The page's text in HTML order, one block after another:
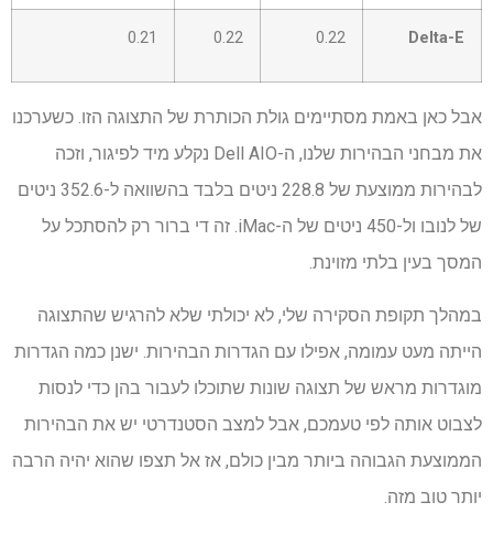
Delta-E
0.22
0.22
0.21
אבל כאן באמת מסתיימים גולת הכותרת של התצוגה הזו. כשערכנו
את מבחני הבהירות שלנו, ה-Dell AIO נקלע מיד לפיגור, וזכה
לבהירות ממוצעת של 228.8 ניטים בלבד בהשוואה ל-352.6 ניטים
של לנובו ול-450 ניטים של ה-iMac. זה די ברור רק להסתכל על
המסך בעין בלתי מזוינת.
במהלך תקופת הסקירה שלי, לא יכולתי שלא להרגיש שהתצוגה
הייתה מעט עמומה, אפילו עם הגדרות הבהירות. ישנן כמה הגדרות
מוגדרות מראש של תצוגה שונות שתוכלו לעבור בהן כדי לנסות
לצבוט אותה לפי טעמכם, אבל למצב הסטנדרטי יש את הבהירות
הממוצעת הגבוהה ביותר מבין כולם, אז אל תצפו שהוא יהיה הרבה
יותר טוב מזה.